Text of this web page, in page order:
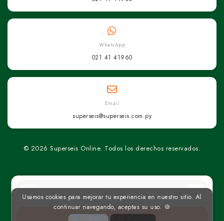
un
AGREGAR AL CARRITO
WhatsApp
021 41 41960
Email
superseis@superseis.com.py
© 2026 Superseis Online. Todos los derechos reservados.
Usamos cookies para mejorar tu experiencia en nuestro sitio. Al
continuar navegando, aceptas su uso. 🍪